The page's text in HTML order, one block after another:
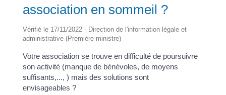
association en sommeil ?
Vérifié le 17/11/2022 - Direction de l'information légale et
administrative (Première ministre)
Votre association se trouve en difficulté de poursuivre
son activité (manque de bénévoles, de moyens
suffisants,..., ) mais des solutions sont
envisageables ?